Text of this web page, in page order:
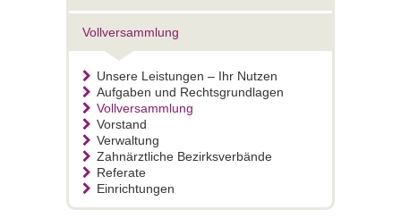
Vollversammlung
Unsere Leistungen – Ihr Nutzen
Aufgaben und Rechtsgrundlagen
Vollversammlung
Vorstand
Verwaltung
Zahnärztliche Bezirksverbände
Referate
Einrichtungen